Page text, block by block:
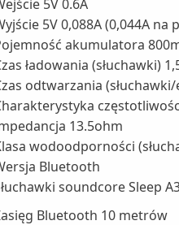
5V 0.6A
5V 0,088A (0,044A na
akumulatora
ładowania (słuchawki)
odtwarzania
13.5ohm
wodoodporności
Bluetooth
soundcore Sleep
Bluetooth 10 metrów